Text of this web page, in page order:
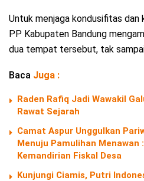
Untuk menjaga kondusifitas
PP Kabupaten Bandung
dua tempat tersebut, tak
Baca Juga :
Raden Rafiq Jadi Wawakil
Rawat Sejarah
Camat Aspur Unggulkan
Menuju Pamulihan Menawan
Kemandirian Fiskal Desa
Kunjungi Ciamis, Putri